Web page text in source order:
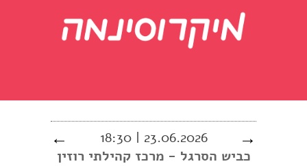
23.06.2026 | 18:30
כביש הסרגל - מרכז קהילתי רוזין
← →